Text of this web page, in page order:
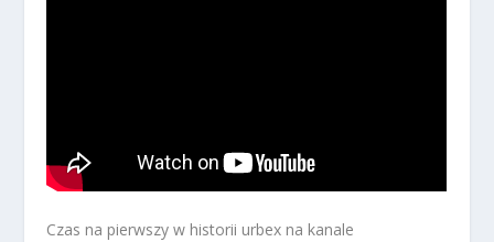
Czas na pierwszy w historii urbex na kanale